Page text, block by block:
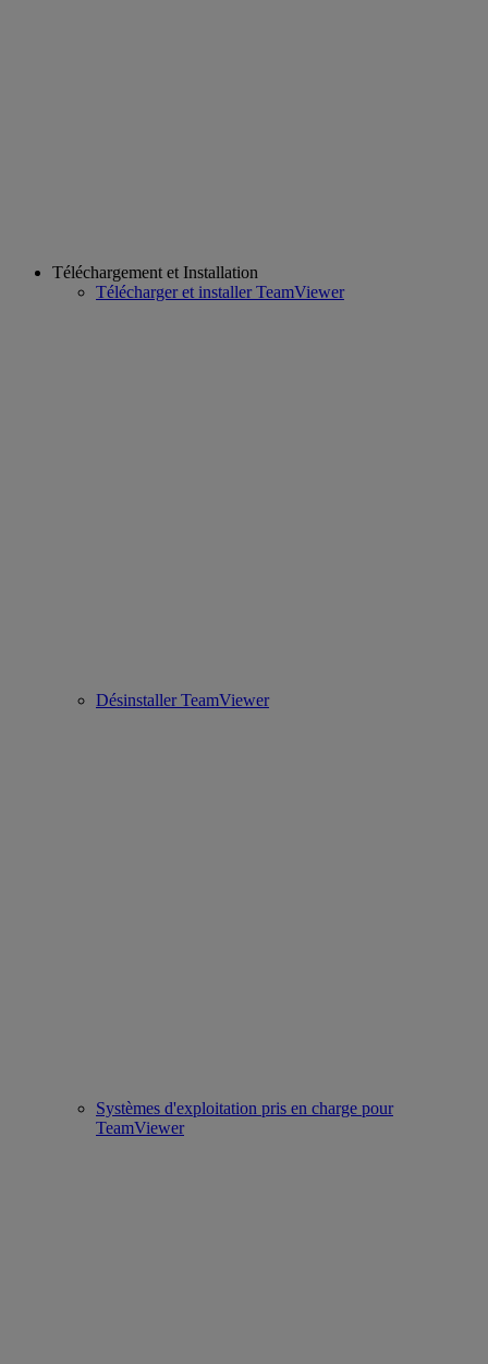
Téléchargement et Installation
Télécharger et installer TeamViewer
Désinstaller TeamViewer
Systèmes d'exploitation pris en charge pour
TeamViewer